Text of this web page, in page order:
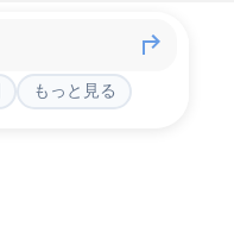
もっと見る